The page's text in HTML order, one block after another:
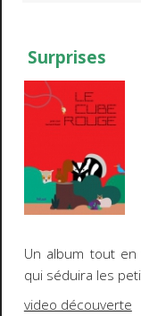
Surprises
Un album tout
qui séduira les
video découverte